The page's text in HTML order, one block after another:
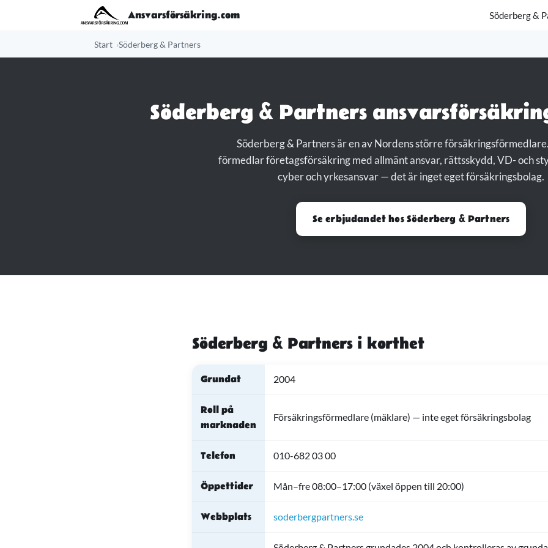
Ansvarsförsäkring.com Söderberg &
Start Söderberg & Partners
Söderberg & Partners
Söderberg & Partners är en av Nordens större
förmedlar företagsförsäkring med allmänt ansvar, rättsskydd, VD- och
cyber och yrkesansvar — det är inget eget försäkringsbolag.
Se erbjudandet hos Söderberg & Partners
Söderberg & Partners i korthet
Grundat 2004
Roll på
marknaden
Försäkringsförmedlare (mäklare) — inte eget försäkringsbolag
Telefon 010-682 03 00
Öppettider Mån–fre 08:00–17:00 (växel öppen till 20:00)
Webbplats soderbergpartners.se